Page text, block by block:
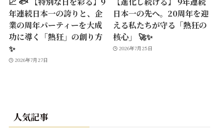
年連続日本一の誇りと、企
業の周年パーティーを大成
功に導く「熱狂」の創り方
✨
2026年7月27日
日本一の先へ。20周年を迎
える私たちが守る「熱狂の
核心」 🚀✨
2026年7月25日
人気記事